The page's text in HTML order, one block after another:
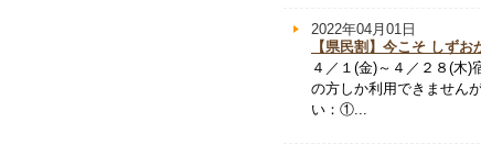
2022年04月01日
【県民割】今こそ しず
４／１(金)～４／２８(木
の方しか利用できません
い：①...